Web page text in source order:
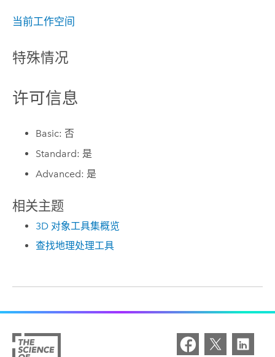
当前工作空间
特殊情况
许可信息
Basic: 否
Standard: 是
Advanced: 是
相关主题
3D 对象工具集概览
查找地理处理工具